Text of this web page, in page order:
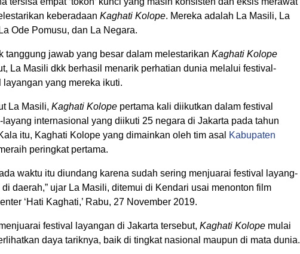
keberadaan Kaghati Kolope. Mereka adalah La Masili, La
Ode Pomusu, dan La Negara.
tanggung jawab yang besar dalam melestarikan Kaghati Kolope
La Masili dkk berhasil menarik perhatian dunia melalui festival-
layangan yang mereka ikuti.
La Masili, Kaghati Kolope pertama kali diikutkan dalam festival
layang internasional yang diikuti 25 negara di Jakarta pada tahun
itu, Kaghati Kolope yang dimainkan oleh tim asal
Kabupaten
peringkat pertama.
waktu itu diundang karena sudah sering menjuarai festival layang-
di daerah,” ujar La Masili, ditemui di Kendari usai menonton film
‘Hati Kaghati,’ Rabu, 27 November 2019.
festival layangan di Jakarta tersebut, Kaghati Kolope mulai
daya tariknya, baik di tingkat nasional maupun di mata dunia.